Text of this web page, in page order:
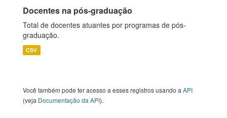
Docentes na pós-graduação
Total de docentes atuantes por programas de pós-
graduação.
CSV
Você também pode ter acesso a esses registros usando a API
(veja Documentação da API).